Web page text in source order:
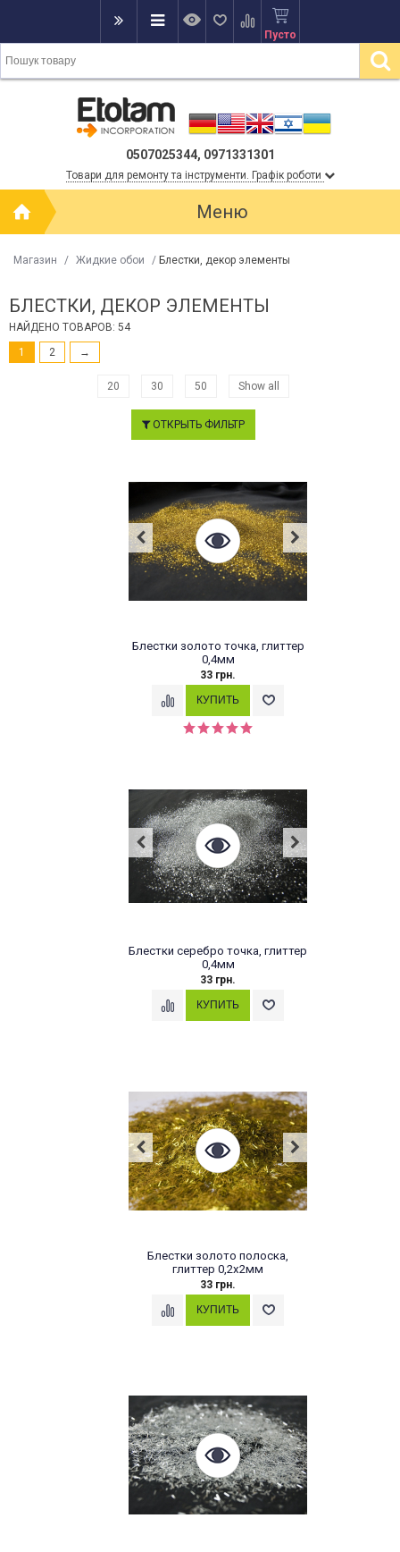
Пусто
0507025344, 0971331301
Товари для ремонту та інструменти. Графік роботи
Меню
Магазин / Жидкие обои / Блестки, декор элементы
БЛЕСТКИ, ДЕКОР ЭЛЕМЕНТЫ
НАЙДЕНО ТОВАРОВ: 54
1
2 →
20 30 50 Show all
ОТКРЫТЬ ФИЛЬТР
Блестки золото точка, глиттер
0,4мм
33 грн.
Блестки серебро точка, глиттер
0,4мм
33 грн.
Блестки золото полоска,
глиттер 0,2х2мм
33 грн.